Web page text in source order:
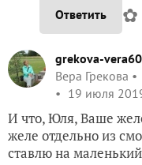
Ответить ✿
grekova-vera60
Вера Грекова
19 июля
И что, Юля, Ваше
желе отдельно из
ставлю на